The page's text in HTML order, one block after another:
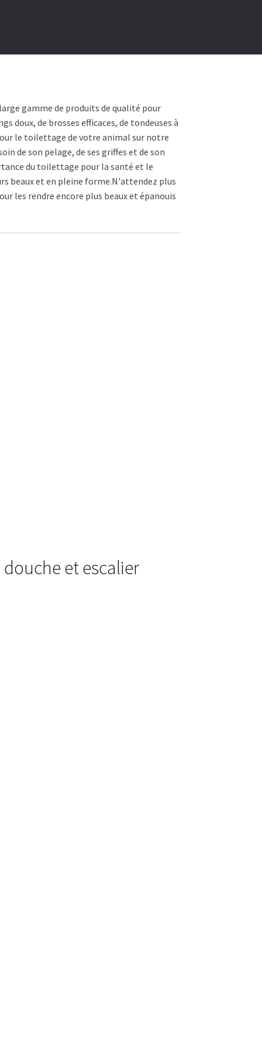
gamme de produits de qualité pour
doux, de brosses efficaces, de tondeuses à
le toilettage de votre animal sur notre
de son pelage, de ses griffes et de son
du toilettage pour la santé et le
beaux et en pleine forme.N'attendez plus
les rendre encore plus beaux et épanouis
et escalier